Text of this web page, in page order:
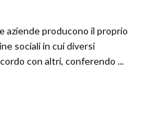
aziende producono il proprio
sociali in cui diversi
con altri, conferendo ...